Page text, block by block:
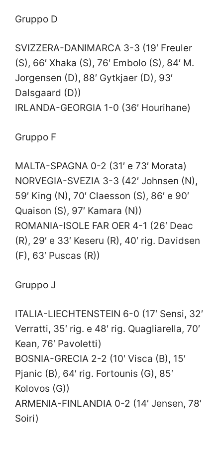
Gruppo D
SVIZZERA-DANIMARCA 3-3 (19′ Freuler
(S), 66′ Xhaka (S), 76′ Embolo (S), 84′ M.
Jorgensen (D), 88′ Gytkjaer (D), 93′
Dalsgaard (D))
IRLANDA-GEORGIA 1-0 (36′ Hourihane)
Gruppo F
MALTA-SPAGNA 0-2 (31′ e 73′ Morata)
NORVEGIA-SVEZIA 3-3 (42′ Johnsen (N),
59′ King (N), 70′ Claesson (S), 86′ e 90′
Quaison (S), 97′ Kamara (N))
ROMANIA-ISOLE FAR OER 4-1 (26′ Deac
(R), 29′ e 33′ Keseru (R), 40′ rig. Davidsen
(F), 63′ Puscas (R))
Gruppo J
ITALIA-LIECHTENSTEIN 6-0 (17′ Sensi, 32′
Verratti, 35′ rig. e 48′ rig. Quagliarella, 70′
Kean, 76′ Pavoletti)
BOSNIA-GRECIA 2-2 (10′ Visca (B), 15′
Pjanic (B), 64′ rig. Fortounis (G), 85′
Kolovos (G))
ARMENIA-FINLANDIA 0-2 (14′ Jensen, 78′
Soiri)